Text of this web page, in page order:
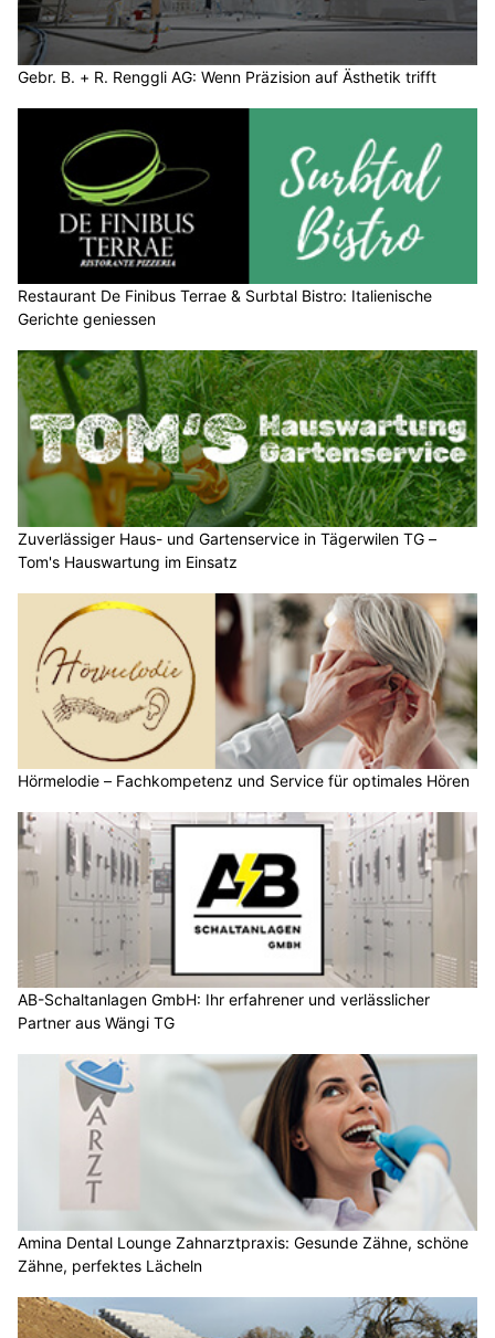
Gebr. B. + R. Renggli AG: Wenn Präzision auf Ästhetik trifft
Restaurant De Finibus Terrae & Surbtal Bistro: Italienische
Gerichte geniessen
Zuverlässiger Haus- und Gartenservice in Tägerwilen TG –
Tom's Hauswartung im Einsatz
Hörmelodie – Fachkompetenz und Service für optimales Hören
AB-Schaltanlagen GmbH: Ihr erfahrener und verlässlicher
Partner aus Wängi TG
Amina Dental Lounge Zahnarztpraxis: Gesunde Zähne, schöne
Zähne, perfektes Lächeln